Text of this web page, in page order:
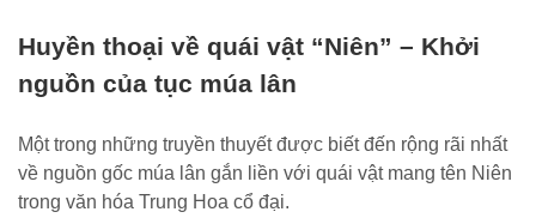
Huyền thoại về quái vật “Niên” – Khởi
nguồn của tục múa lân
Một trong những truyền thuyết được biết đến rộng rãi nhất
về nguồn gốc múa lân gắn liền với quái vật mang tên Niên
trong văn hóa Trung Hoa cổ đại.